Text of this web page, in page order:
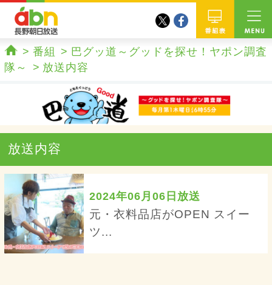
番組
twitterfacebook
ホーム
番組
巴グッ道～グッドを探せ！ヤポン調査
隊～
放送内容
放送内容
2024年06月06日放送
元・衣料品店がOPEN スイー
ツ...